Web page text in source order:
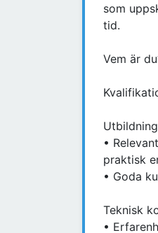
som
tid.
Vem är
•
praktisk
• Goda
Teknisk
•